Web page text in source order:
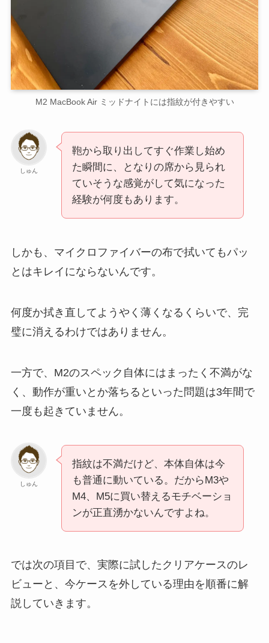
M2 MacBook Air ミッドナイトには指紋が付きやすい
しゅん
鞄から取り出してすぐ作業し始め
た瞬間に、となりの席から見られ
ていそうな感覚がして気になった
経験が何度もあります。
しかも、マイクロファイバーの布で拭いてもパッ
とはキレイにならないんです。
何度か拭き直してようやく薄くなるくらいで、完
璧に消えるわけではありません。
一方で、M2のスペック自体にはまったく不満がな
く、動作が重いとか落ちるといった問題は3年間で
一度も起きていません。
しゅん
指紋は不満だけど、本体自体は今
も普通に動いている。だからM3や
M4、M5に買い替えるモチベーショ
ンが正直湧かないんですよね。
では次の項目で、実際に試したクリアケースのレ
ビューと、今ケースを外している理由を順番に解
説していきます。